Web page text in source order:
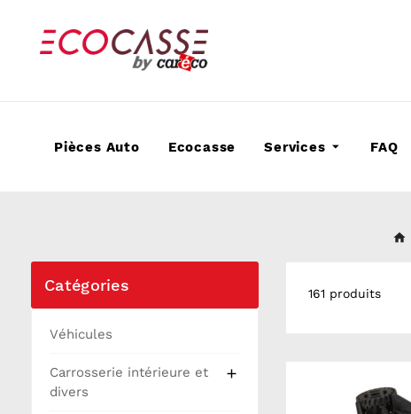
Pièces Auto Ecocasse Services FAQ
Catégories
Véhicules
Carrosserie intérieure et
divers

161 produits